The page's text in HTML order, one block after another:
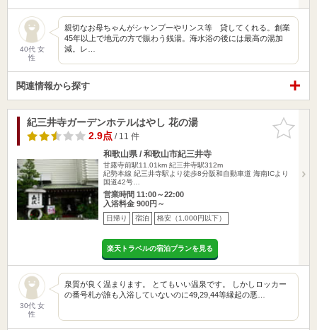
40代 女
性
親切なお母ちゃんがシャンプーやリンス等 貸してくれる。創業
45年以上で地元の方で賑わう銭湯。海水浴の後には最高の湯加
減。レ…
関連情報から探す
お気に入
りに追加
紀三井寺ガーデンホテルはやし 花の湯
2.9点/ 11 件
和歌山県 / 和歌山市紀三井寺
甘露寺前駅11.01km 紀三井寺駅312m
紀勢本線 紀三井寺駅より徒歩8分阪和自動車道 海南ICより
国道42号…
営業時間 11:00～22:00
入浴料金 900円～
日帰り 宿泊 格安（1,000円以下）
楽天トラベルの宿泊プランを見る
30代 女
性
泉質が良く温まります。 とてもいい温泉です。 しかしロッカー
の番号札が誰も入浴していないのに49,29,44等縁起の悪…